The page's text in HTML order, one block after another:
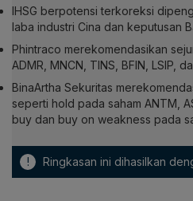
IHSG berpotensi terkoreksi
laba industri Cina dan keputusan
Phintraco merekomendasikan
ADMR, MNCN, TINS, BFIN, LSIP,
BinaArtha Sekuritas
seperti hold pada saham ANTM,
buy dan buy on weakness pada
! Ringkasan ini dihasilkan